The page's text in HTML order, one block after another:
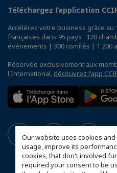
Our website uses cookies
usage, improve its
cookies, that don't involved
required your consent to be
Téléchargez l’application
Accélérez votre business grâce
françaises dans 95 pays : 120
événements | 300 comités | 1 200
Réservée exclusivement aux
l'International, découvrez l'app